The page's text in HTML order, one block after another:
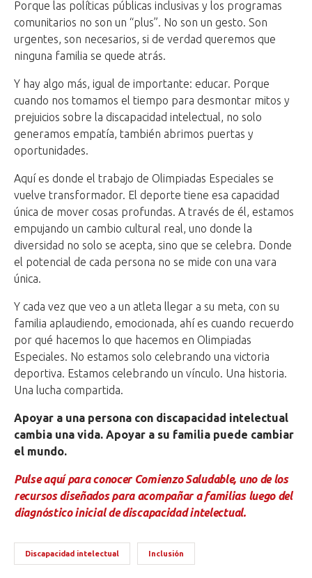
Porque las políticas públicas inclusivas y los programas
comunitarios no son un “plus”. No son un gesto. Son
urgentes, son necesarios, si de verdad queremos que
ninguna familia se quede atrás.
Y hay algo más, igual de importante: educar. Porque
cuando nos tomamos el tiempo para desmontar mitos y
prejuicios sobre la discapacidad intelectual, no solo
generamos empatía, también abrimos puertas y
oportunidades.
Aquí es donde el trabajo de Olimpiadas Especiales se
vuelve transformador. El deporte tiene esa capacidad
única de mover cosas profundas. A través de él, estamos
empujando un cambio cultural real, uno donde la
diversidad no solo se acepta, sino que se celebra. Donde
el potencial de cada persona no se mide con una vara
única.
Y cada vez que veo a un atleta llegar a su meta, con su
familia aplaudiendo, emocionada, ahí es cuando recuerdo
por qué hacemos lo que hacemos en Olimpiadas
Especiales. No estamos solo celebrando una victoria
deportiva. Estamos celebrando un vínculo. Una historia.
Una lucha compartida.
Apoyar a una persona con discapacidad intelectual
cambia una vida. Apoyar a su familia puede cambiar
el mundo.
Pulse aquí para conocer Comienzo Saludable, uno de los
recursos diseñados para acompañar a familias luego del
diagnóstico inicial de discapacidad intelectual.
Discapacidad intelectual Inclusión